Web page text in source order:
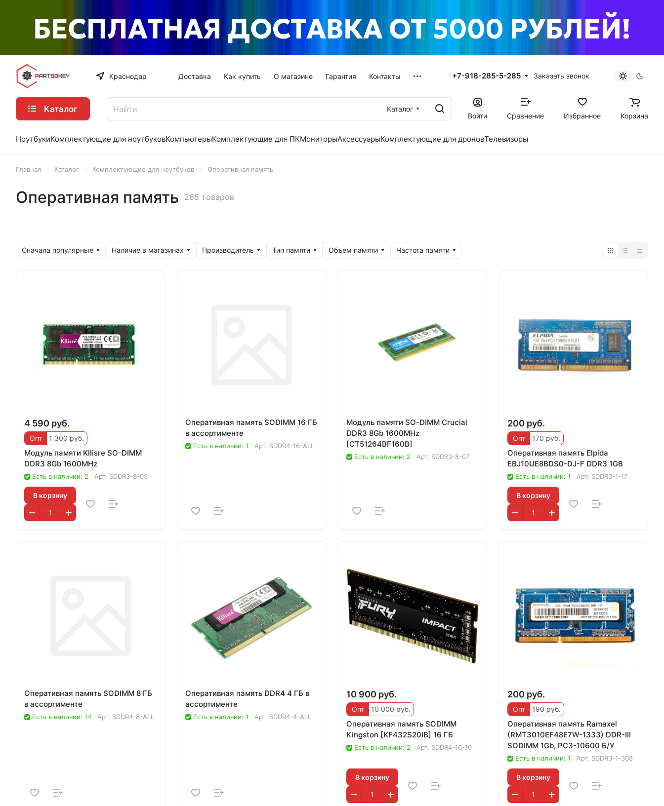
Краснодар Доставка Как купить О магазине Гарантия Контакты +7-918-285-5-285 Заказать звонок
Каталог
Каталог
Войти
Сравнение Избранное Корзина
НоутбукиКомплектующие для ноутбуковКомпьютерыКомплектующие для ПКМониторыАксессуарыКомплектующие для дроновТелевизоры
Главная Каталог Комплектующие для ноутбуков Оперативная память
Оперативная память 265 товаров
Сначала популярные Наличие в магазинах Производитель Тип памяти Объем памяти Частота памяти
4 590 руб.
Опт 1 300 руб.
Модуль памяти Kllisre SO-DIMM
DDR3 8Gb 1600MHz
Есть в наличии: 2 Арт. SDDR3-8-05
В корзину
Оперативная память SODIMM 16 ГБ
в ассортименте
Есть в наличии: 1 Арт. SDDR4-16-ALL
Модуль памяти SO-DIMM Crucial
DDR3 8Gb 1600MHz
[CT51264BF160B]
Есть в наличии: 2 Арт. SDDR3-8-07
200 руб.
Опт 170 руб.
Оперативная память Elpida
EBJ10UE8BDS0-DJ-F DDR3 1GB
Есть в наличии: 1 Арт. SDDR3-1-17
В корзину
Оперативная память SODIMM 8 ГБ
в ассортименте
Есть в наличии: 14 Арт. SDDR4-8-ALL
Оперативная память DDR4 4 ГБ в
ассортименте
Есть в наличии: 1 Арт. SDDR4-4-ALL
10 900 руб.
Опт 10 000 руб.
Оперативная память SODIMM
Kingston [KF432S20IB] 16 ГБ
Есть в наличии: 2 Арт. SDDR4-16-10
В корзину
200 руб.
Опт 190 руб.
Оперативная память Ramaxel
(RMT3010EF48E7W-1333) DDR-III
SODIMM 1Gb, PC3-10600 Б/У
Есть в наличии: 1 Арт. SDDR3-1-308
В корзину